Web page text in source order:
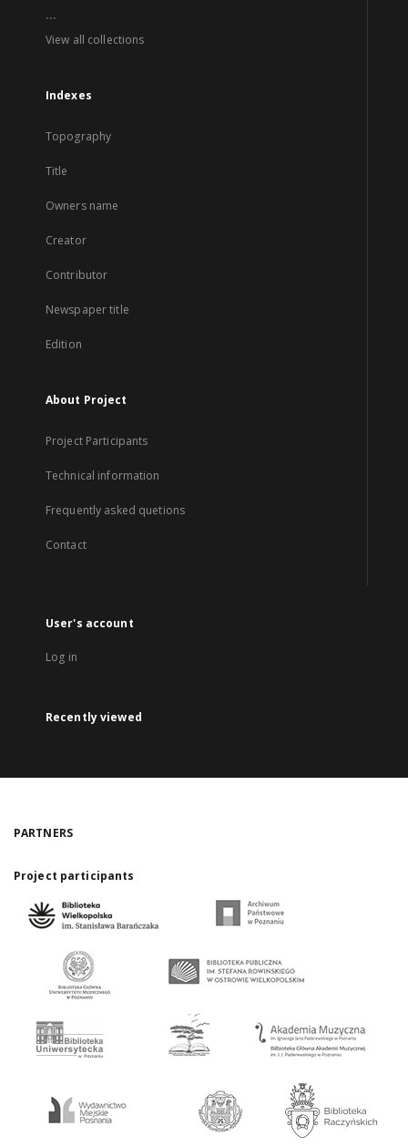
...
View all collections
Indexes
Topography
Title
Owners name
Creator
Contributor
Newspaper title
Edition
About Project
Project Participants
Technical information
Frequently asked quetions
Contact
User's account
Log in
Recently viewed
PARTNERS
Project participants